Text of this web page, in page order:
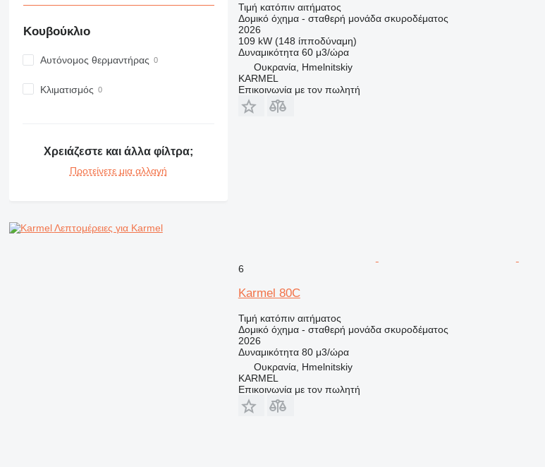
972
982
AP
C-series
D series
Κουβούκλιο
Αυτόνομος θερμαντήρας
Κλιματισμός
Χρειάζεστε και άλλα φίλτρα;
Προτείνετε μια αλλαγή
Λεπτομέρειες για Karmel
Τιμή κατόπιν αιτήματος
Δομικό όχημα - σταθερή μονάδα σκυροδέματος
2026
109 kW (148 ίπποδύναμη)
Δυναμικότητα 60 μ3/ώρα
Ουκρανία, Hmelnitskiy
KARMEL
Επικοινωνία με τον πωλητή
6
Karmel 80C
Τιμή κατόπιν αιτήματος
Δομικό όχημα - σταθερή μονάδα σκυροδέματος
2026
Δυναμικότητα 80 μ3/ώρα
Ουκρανία, Hmelnitskiy
KARMEL
Επικοινωνία με τον πωλητή